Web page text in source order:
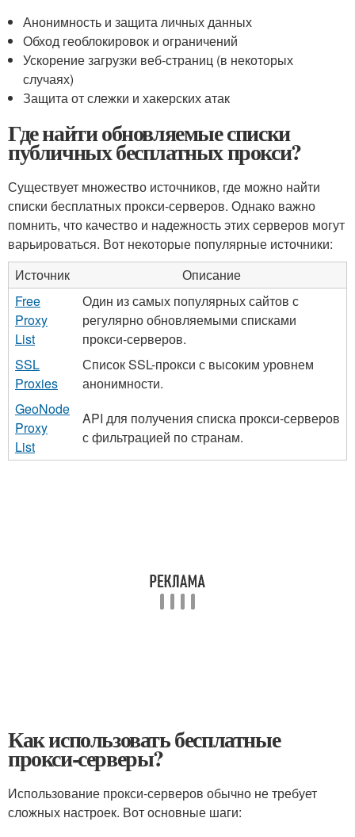
Анонимность и защита личных данных
Обход геоблокировок и ограничений
Ускорение загрузки веб-страниц (в некоторых
случаях)
Защита от слежки и хакерских атак
Где найти обновляемые списки
публичных бесплатных прокси?
Существует множество источников, где можно найти
списки бесплатных прокси-серверов. Однако важно
помнить, что качество и надежность этих серверов могут
варьироваться. Вот некоторые популярные источники:
Источник
Описание
Free
Proxy
List
Один из самых популярных сайтов с
регулярно обновляемыми списками
прокси-серверов.
SSL
Proxies
Список SSL-прокси с высоким уровнем
анонимности.
GeoNode
Proxy
List
API для получения списка прокси-серверов
с фильтрацией по странам.
Как использовать бесплатные
прокси-серверы?
Использование прокси-серверов обычно не требует
сложных настроек. Вот основные шаги: